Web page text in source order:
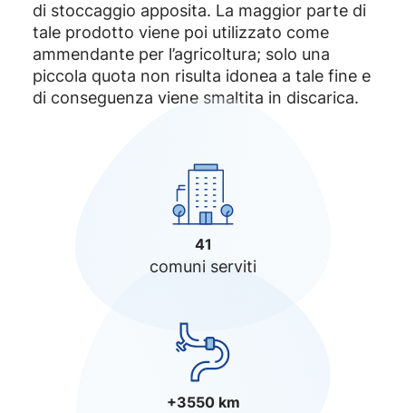
di stoccaggio apposita. La maggior parte di
tale prodotto viene poi utilizzato come
ammendante per l’agricoltura; solo una
piccola quota non risulta idonea a tale fine e
di conseguenza viene smaltita in discarica.
41
comuni serviti
+3550 km